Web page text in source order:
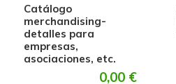
Catálogo
merchandising-
detalles para
empresas,
asociaciones, etc.
0,00 €